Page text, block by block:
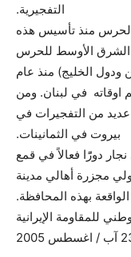
التفجيرية.
منذ تأسيس هذه
منطقة الشرق الأوسط للحرس
الخليج) منذ عام
معظم اوقاته في لبنان. ومن
مشرفًا على عديد من التفجيرات في
بيروت في الثمانينات.
الحرسي نجار دورًًا فعالاً في قمع
مجزرة أهالي مدينة
بهذه المحافظة.
للمقاومة الإيرانية
2005